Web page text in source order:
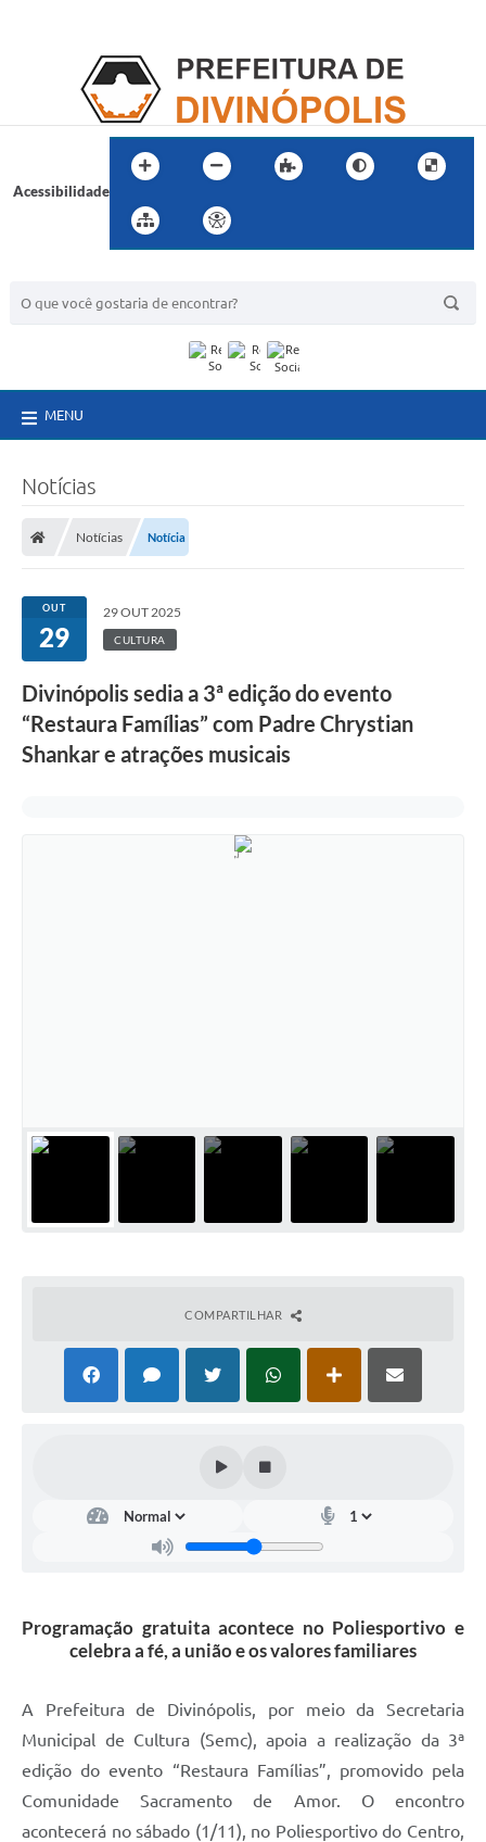
Acessibilidade
MENU
Notícias
Notícias Notícia
OUT
29
29 OUT 2025
CULTURA
Divinópolis sedia a 3ª edição do evento
“Restaura Famílias” com Padre Chrystian
Shankar e atrações musicais
COMPARTILHAR
Programação gratuita acontece no Poliesportivo e
celebra a fé, a união e os valores familiares
A Prefeitura de Divinópolis, por meio da Secretaria
Municipal de Cultura (Semc), apoia a realização da 3ª
edição do evento “Restaura Famílias”, promovido pela
Comunidade Sacramento de Amor. O encontro
acontecerá no sábado (1/11), no Poliesportivo do Centro,